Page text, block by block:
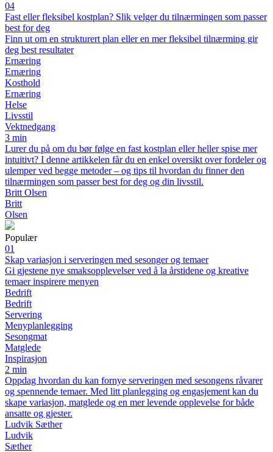
04
Fast eller fleksibel kostplan? Slik velger du tilnærmingen som passer
best for deg
Finn ut om en strukturert plan eller en mer fleksibel tilnærming gir
deg best resultater
Ernæring
Ernæring
Kosthold
Ernæring
Helse
Livsstil
Vektnedgang
3 min
Lurer du på om du bør følge en fast kostplan eller heller spise mer
intuitivt? I denne artikkelen får du en enkel oversikt over fordeler og
ulemper ved begge metoder – og tips til hvordan du finner den
tilnærmingen som passer best for deg og din livsstil.
Britt Olsen
Britt
Olsen
Populær
01
Skap variasjon i serveringen med sesonger og temaer
Gi gjestene nye smaksopplevelser ved å la årstidene og kreative
temaer inspirere menyen
Bedrift
Bedrift
Servering
Menyplanlegging
Sesongmat
Matglede
Inspirasjon
2 min
Oppdag hvordan du kan fornye serveringen med sesongens råvarer
og spennende temaer. Med litt planlegging og engasjement kan du
skape variasjon, matglede og en mer levende opplevelse for både
ansatte og gjester.
Ludvik Sæther
Ludvik
Sæther